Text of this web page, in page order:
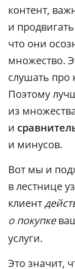
контент,
и
что они
множество.
слушать про
Поэтому
из
и
и минусов.
Вот мы и
в лестнице
клиент
о покупке
услуги.
Это значит,